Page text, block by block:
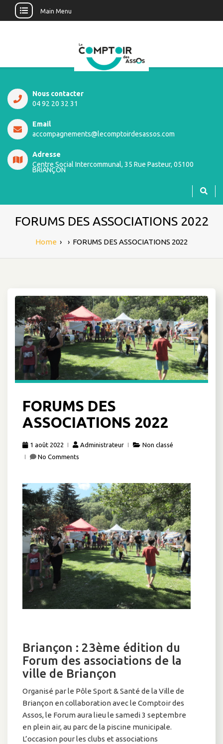
Main Menu
Nous contacter
04 92 20 32 31
Email
accompagnements@lecomptoirdesassos.com
Adresse
Centre Social Intercommunal, 35 Rue Pasteur, 05100
BRIANÇON
FORUMS DES ASSOCIATIONS 2022
Home › › FORUMS DES ASSOCIATIONS 2022
FORUMS DES
ASSOCIATIONS 2022
1 août 2022 Administrateur
Non classé
No Comments
Briançon : 23ème édition du
Forum des associations de la
ville de Briançon
Organisé par le Pôle Sport & Santé de la Ville de
Briançon en collaboration avec le Comptoir des
Assos, le Forum aura lieu le samedi 3 septembre
en plein air, au parc de la piscine municipale.
L’occasion pour les clubs et associations